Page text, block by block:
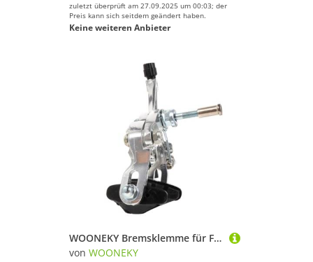
zuletzt überprüft am 27.09.2025 um 00:03; der
Preis kann sich seitdem geändert haben.
Keine weiteren Anbieter
WOONEKY Bremsklemme für Fahrrad C Bremse aus Robustem Material Leicht und Ergonomisch Einfache Montage Geeignet für Mountainbike und Rennrad Silberne Bike bremsclips für Vorder Hinterrad
von WOONEKY